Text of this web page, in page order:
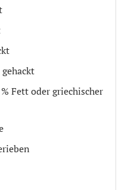
Fett oder griechischer